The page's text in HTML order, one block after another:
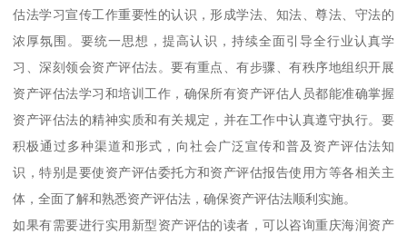
估法学习宣传工作重要性的认识，形成学法、知法、尊法、守法的
浓厚氛围。要统一思想，提高认识，持续全面引导全行业认真学
习、深刻领会资产评估法。要有重点、有步骤、有秩序地组织开展
资产评估法学习和培训工作，确保所有资产评估人员都能准确掌握
资产评估法的精神实质和有关规定，并在工作中认真遵守执行。要
积极通过多种渠道和形式，向社会广泛宣传和普及资产评估法知
识，特别是要使资产评估委托方和资产评估报告使用方等各相关主
体，全面了解和熟悉资产评估法，确保资产评估法顺利实施。
如果有需要进行实用新型资产评估的读者，可以咨询重庆海润资产